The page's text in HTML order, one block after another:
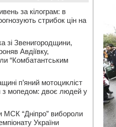
за кілограм: в
стрибок цін на
зі Звенигородщини,
Авдіївку,
“Комбатантським
п’яний мотоцикліст
з мопедом: двоє людей у
МСК “Дніпро” вибороли
України